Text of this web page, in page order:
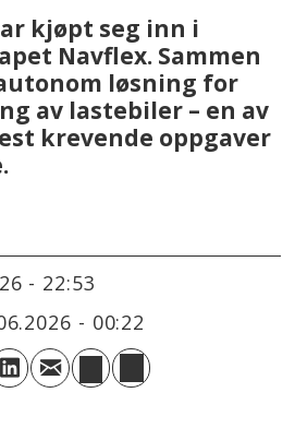
kjøpt seg inn i
Navflex. Sammen
løsning for
av lastebiler – en av
krevende oppgaver
- 22:53
- 00:22